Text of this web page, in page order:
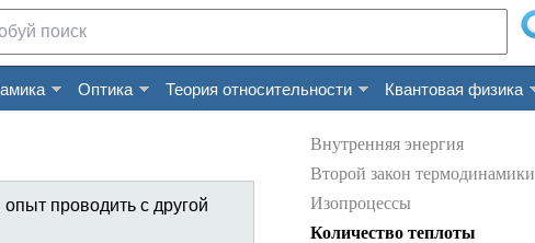
Оптика Теория относительности Квантовая физика
проводить с другой
Внутренняя энергия
Второй закон термодинамики
Изопроцессы
Количество теплоты